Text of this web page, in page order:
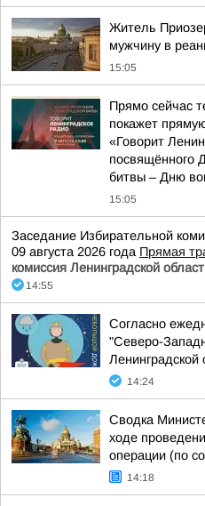
Житель
мужчину в
15:05
Прямо сейчас
покажет
«Говорит
посвящённого
битвы – Дню
15:05
Заседание Избирательной
09 августа 2026 года Прямая
комиссия Ленинградской
14:55
Согласно
"Северо-
Ленинградской
14:24
Сводка
ходе
операции (по
14:18